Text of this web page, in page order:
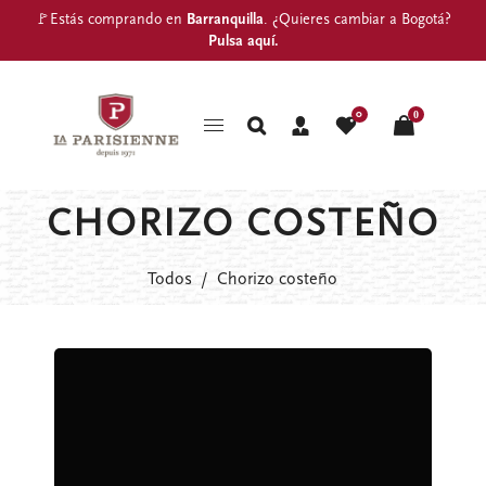
🚩Estás comprando en Barranquilla. ¿Quieres cambiar a Bogotá?
Pulsa aquí.
0 0
CHORIZO COSTEÑO
Todos / Chorizo costeño